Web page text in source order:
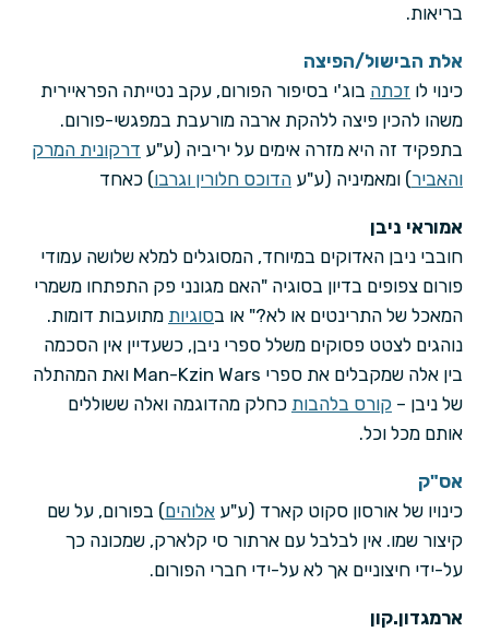
בריאות.
אלת הבישול/הפיצה
כינוי לו זכתה בוג'י בסיפור הפורום, עקב נטייתה הפראיירית
משהו להכין פיצה ללהקת ארבה מורעבת במפגשי-פורום.
בתפקיד זה היא מזרה אימים על יריביה (ע"ע דרקונית המרק
והאביר) ומאמיניה (ע"ע הדוכס חלורין וגרבו) כאחד
אמוראי ניבן
חובבי ניבן האדוקים במיוחד, המסוגלים למלא שלושה עמודי
פורום צפופים בדיון בסוגיה "האם מגונני פק התפתחו משמרי
המאכל של התרינטים או לא?" או בסוגיות מתועבות דומות.
נוהגים לצטט פסוקים משלל ספרי ניבן, כשעדיין אין הסכמה
בין אלה שמקבלים את ספרי Man-Kzin Wars ואת המהתלה
של ניבן – קורס בלהבות כחלק מהדוגמה ואלה ששוללים
אותם מכל וכל.
אס"ק
כינויו של אורסון סקוט קארד (ע"ע אלוהים) בפורום, על שם
קיצור שמו. אין לבלבל עם ארתור סי קלארק, שמכונה כך
על-ידי חיצוניים אך לא על-ידי חברי הפורום.
ארמגדון.קון